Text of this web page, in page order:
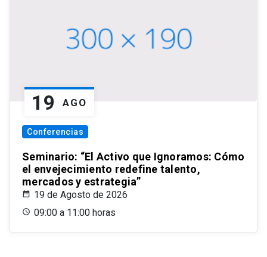
19 AGO
Conferencias
Seminario: “El Activo que Ignoramos: Cómo
el envejecimiento redefine talento,
mercados y estrategia”
19 de Agosto de 2026
09:00 a 11:00 horas